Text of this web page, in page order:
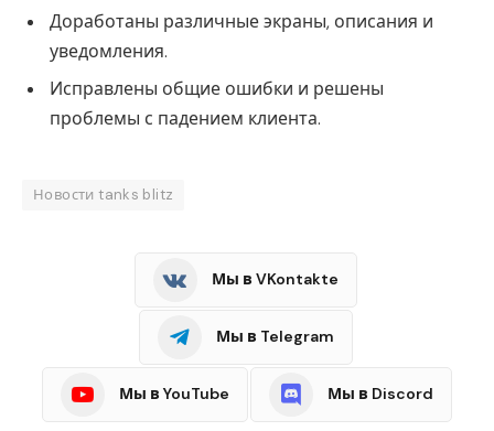
Доработаны различные экраны, описания и
уведомления.
Исправлены общие ошибки и решены
проблемы с падением клиента.
Новости tanks blitz
Мы в VKontakte
Мы в Telegram
Мы в YouTube Мы в Discord